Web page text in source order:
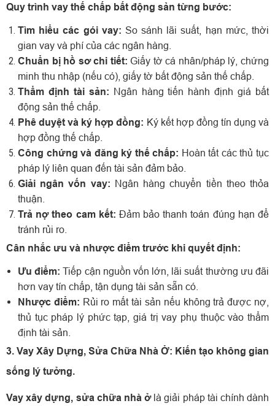
Quy trình vay thế chấp bất động sản từng bước:
Tìm hiểu các gói vay: So sánh lãi suất, hạn mức, thời
gian vay và phí của các ngân hàng.
Chuẩn bị hồ sơ chi tiết: Giấy tờ cá nhân/pháp lý, chứng
minh thu nhập (nếu có), giấy tờ bất động sản thế chấp.
Thẩm định tài sản: Ngân hàng tiến hành định giá bất
động sản thế chấp.
Phê duyệt và ký hợp đồng: Ký kết hợp đồng tín dụng và
hợp đồng thế chấp.
Công chứng và đăng ký thế chấp: Hoàn tất các thủ tục
pháp lý liên quan đến tài sản đảm bảo.
Giải ngân vốn vay: Ngân hàng chuyển tiền theo thỏa
thuận.
Trả nợ theo cam kết: Đảm bảo thanh toán đúng hạn để
tránh rủi ro.
Cân nhắc ưu và nhược điểm trước khi quyết định:
Ưu điểm: Tiếp cận nguồn vốn lớn, lãi suất thường ưu đãi
hơn vay tín chấp, tận dụng tài sản sẵn có.
Nhược điểm: Rủi ro mất tài sản nếu không trả được nợ,
thủ tục pháp lý phức tạp, giá trị vay phụ thuộc vào thẩm
định tài sản.
3. Vay Xây Dựng, Sửa Chữa Nhà Ở: Kiến tạo không gian
sống lý tưởng.
Vay xây dựng, sửa chữa nhà ởlà giải pháp tài chính dành